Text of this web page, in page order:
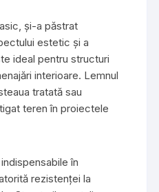
și-a păstrat
estetic și a
ideal pentru structuri
interioare. Lemnul
tratată sau
teren în proiectele
în
rezistenței la